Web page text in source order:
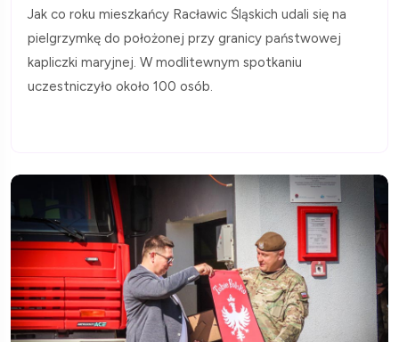
Jak co roku mieszkańcy Racławic Śląskich udali się na
pielgrzymkę do położonej przy granicy państwowej
kapliczki maryjnej. W modlitewnym spotkaniu
uczestniczyło około 100 osób.